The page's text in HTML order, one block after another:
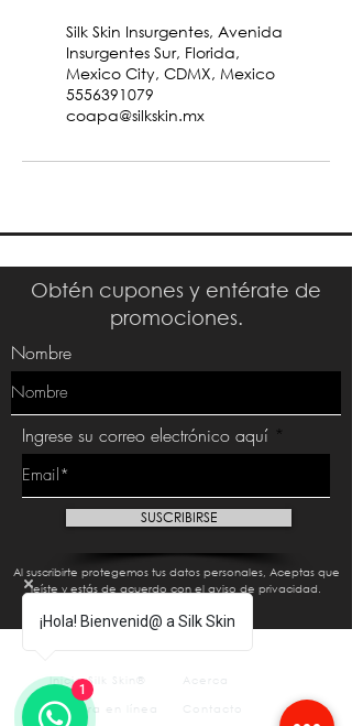
Silk Skin Insurgentes, Avenida
Insurgentes Sur, Florida,
Mexico City, CDMX, Mexico
5556391079
coapa@silkskin.mx
Obtén cupones y entérate de
promociones.
Nombre
Ingrese su correo electrónico aquí
SUSCRIBIRSE
Al suscribirte protegemos tus datos personales, Aceptas que
leíste y estás de acuerdo con el aviso de privacidad.
Inicio Silk Skin®
Compra en línea
Acerca
Contacto
¡Hola! Bienvenid@ a Silk Skin
1